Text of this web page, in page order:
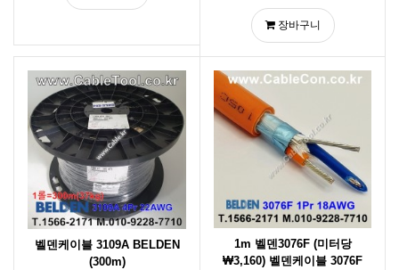
장바구니
벨덴케이블 3109A BELDEN
(300m)
1m 벨덴3076F (미터당
₩3,160) 벨덴케이블 3076F